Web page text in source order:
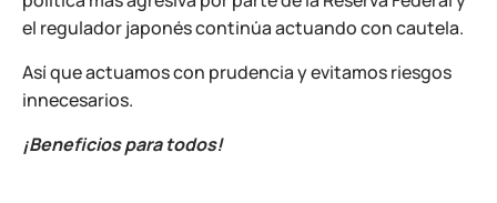
el regulador japonés continúa actuando con cautela.
Así que actuamos con prudencia y evitamos riesgos
innecesarios.
¡Beneficios para todos!